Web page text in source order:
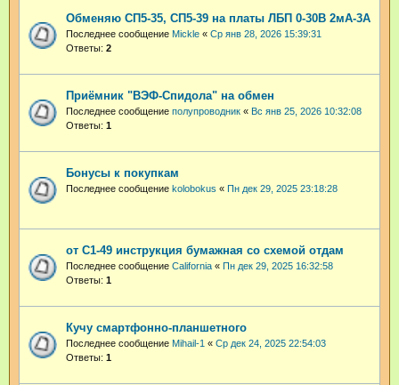
Обменяю СП5-35, СП5-39 на платы ЛБП 0-30В 2мА-3А
Последнее сообщение Mickle « Ср янв 28, 2026 15:39:31
Ответы: 2
Приёмник "ВЭФ-Спидола" на обмен
Последнее сообщение полупроводник « Вс янв 25, 2026 10:32:08
Ответы: 1
Бонусы к покупкам
Последнее сообщение kolobokus « Пн дек 29, 2025 23:18:28
от С1-49 инструкция бумажная со схемой отдам
Последнее сообщение California « Пн дек 29, 2025 16:32:58
Ответы: 1
Кучу смартфонно-планшетного
Последнее сообщение Mihail-1 « Ср дек 24, 2025 22:54:03
Ответы: 1